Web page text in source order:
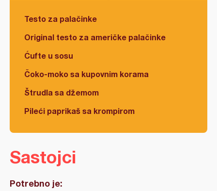
Testo za palačinke
Original testo za američke palačinke
Ćufte u sosu
Čoko-moko sa kupovnim korama
Štrudla sa džemom
Pileći paprikaš sa krompirom
Sastojci
Potrebno je: